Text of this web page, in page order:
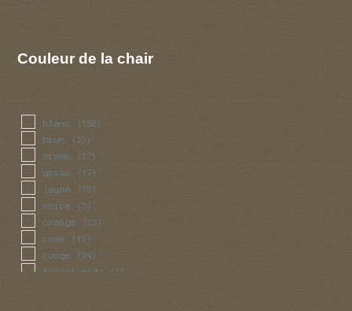
Couleur de la chair
blanc (188)
brun (23)
creme (17)
grise (17)
jaune (75)
noire (5)
orange (13)
rose (13)
rouge (24)
translucide (1)